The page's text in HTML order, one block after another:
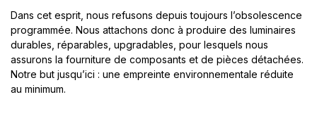
Dans cet esprit, nous refusons depuis toujours l’obsolescence
programmée. Nous attachons donc à produire des luminaires
durables, réparables, upgradables, pour lesquels nous
assurons la fourniture de composants et de pièces détachées.
Notre but jusqu’ici : une empreinte environnementale réduite
au minimum.